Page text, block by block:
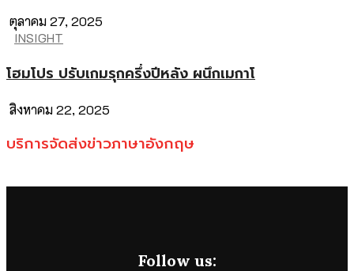
ตุลาคม 27, 2025
INSIGHT
โฮมโปร ปรับเกมรุกครึ่งปีหลัง ผนึกเมกาโ
สิงหาคม 22, 2025
บริการจัดส่งข่าวภาษาอังกฤษ
Follow us: